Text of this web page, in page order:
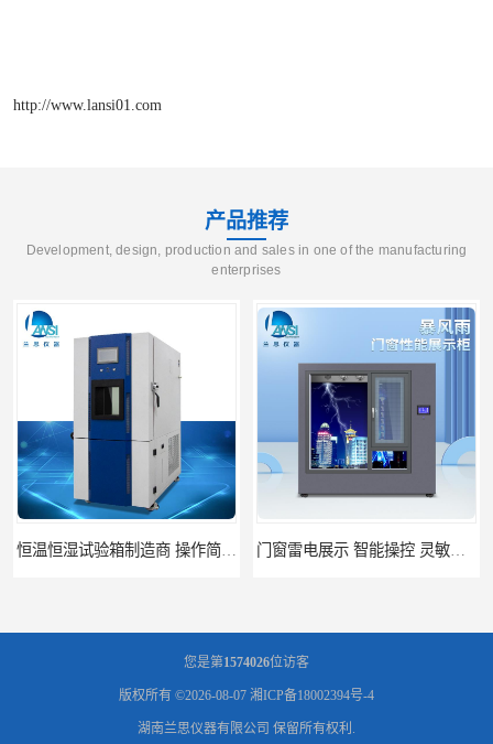
http://www.lansi01.com
产品推荐
Development, design, production and sales in one of the manufacturing
enterprises
恒温恒湿试验箱制造商 操作简单 美观实用 清洁更方便 门窗雷电展示 智能操控 灵敏方便
您是第1574026位访客
版权所有 ©2026-08-07 湘ICP备18002394号-4
湖南兰思仪器有限公司 保留所有权利.